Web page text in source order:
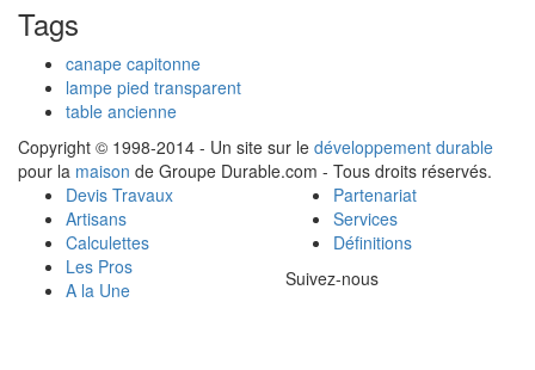
Tags
canape capitonne
lampe pied transparent
table ancienne
Copyright © 1998-2014 - Un site sur le développement durable
pour la maison de Groupe Durable.com - Tous droits réservés.
Devis Travaux
Artisans
Calculettes
Les Pros
A la Une
Partenariat
Services
Définitions
Suivez-nous